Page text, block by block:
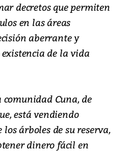
decretos que permiten
en las áreas
aberrante y
de la vida
comunidad Cuna, de
está vendiendo
árboles de su reserva,
dinero fácil en